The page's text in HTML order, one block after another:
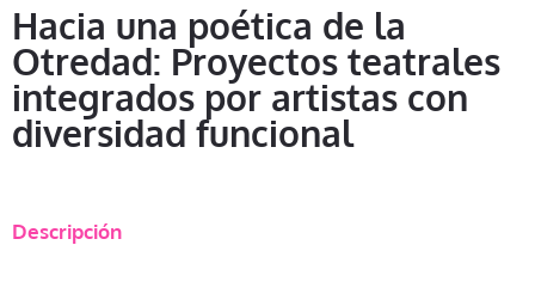
Hacia una poética de la
Otredad: Proyectos teatrales
integrados por artistas con
diversidad funcional
Descripción